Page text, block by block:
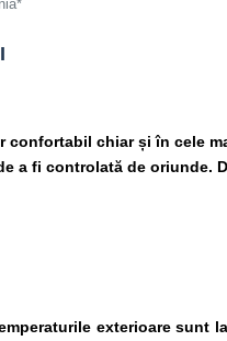
confortabil chiar și în cele
fi controlată de oriunde.
exterioare sunt